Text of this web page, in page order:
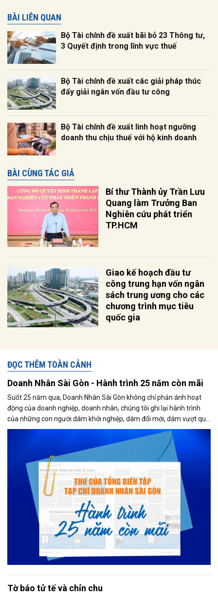
BÀI LIÊN QUAN
Bộ Tài chính đề xuất bãi bỏ 23 Thông tư,
3 Quyết định trong lĩnh vực thuế
Bộ Tài chính đề xuất các giải pháp thúc
đẩy giải ngân vốn đầu tư công
Bộ Tài chính đề xuất linh hoạt ngưỡng
doanh thu chịu thuế với hộ kinh doanh
BÀI CÙNG TÁC GIẢ
Bí thư Thành ủy Trần Lưu
Quang làm Trưởng Ban
Nghiên cứu phát triển
TP.HCM
Giao kế hoạch đầu tư
công trung hạn vốn ngân
sách trung ương cho các
chương trình mục tiêu
quốc gia
ĐỌC THÊM TOÀN CẢNH
Doanh Nhân Sài Gòn - Hành trình 25 năm còn mãi
Suốt 25 năm qua, Doanh Nhân Sài Gòn không chỉ phản ánh hoạt
động của doanh nghiệp, doanh nhân, chúng tôi ghi lại hành trình
của những con người dám khởi nghiệp, dám đổi mới, dám vượt qua
thất bại để tạo dựng giá trị cho xã hội...
Tờ báo tử tế và chỉn chu